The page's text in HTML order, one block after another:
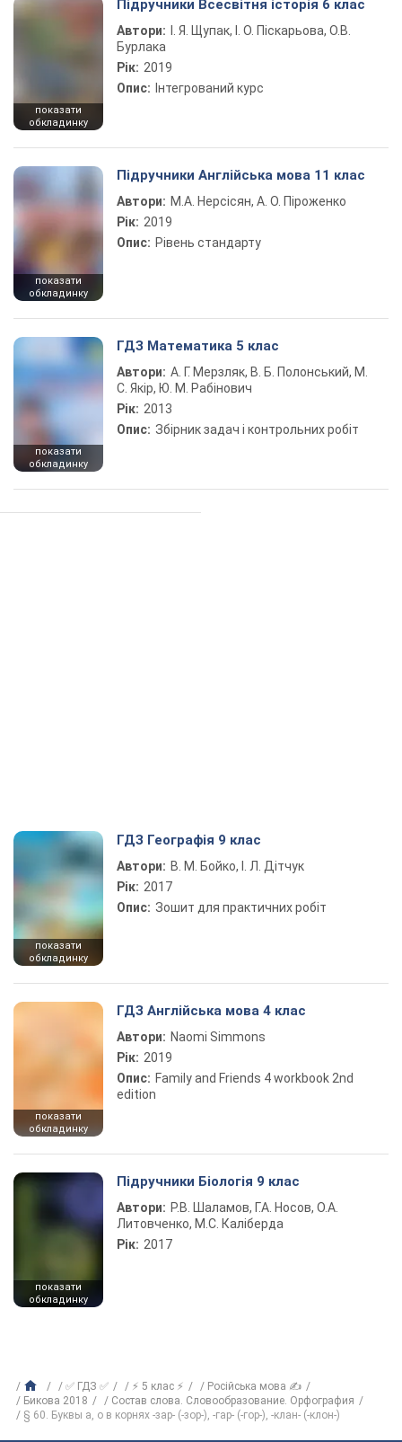
показати
обкладинку
Підручники Всесвітня історія 6 клас
Автори:
І. Я. Щупак, І. О. Піскарьова, О.В.
Бурлака
Рік: 2019
Опис: Інтегрований курс
показати
обкладинку
Підручники Англійська мова 11 клас
Автори: М.А. Нерсісян, А. О. Піроженко
Рік: 2019
Опис: Рівень стандарту
показати
обкладинку
ГДЗ Математика 5 клас
Автори: А. Г. Мерзляк, В. Б. Полонський, М.
С. Якір, Ю. М. Рабінович
Рік: 2013
Опис: Збірник задач і контрольних робіт
показати
обкладинку
ГДЗ Географія 9 клас
Автори: В. М. Бойко, І. Л. Дітчук
Рік: 2017
Опис: Зошит для практичних робіт
показати
обкладинку
ГДЗ Англійська мова 4 клас
Автори: Naomi Simmons
Рік: 2019
Опис: Family and Friends 4 workbook 2nd
edition
показати
обкладинку
Підручники Біологія 9 клас
Автори: Р.В. Шаламов, Г.А. Носов, О.А.
Литовченко, М.С. Каліберда
Рік: 2017
✅ ГДЗ ✅ ⚡ 5 клас ⚡
Російська мова ✍
Бикова 2018
Состав слова. Словообразование. Орфография
§ 60. Буквы а, о в корнях -зар- (-зор-), -гар- (-гор-), -клан- (-клон-)